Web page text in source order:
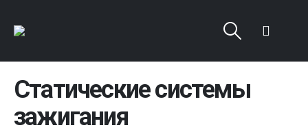
Статические системы
зажигания